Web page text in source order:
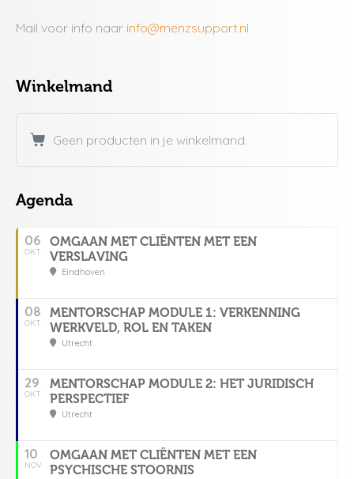
Mail voor info naar info@menzsupport.nl
Winkelmand
Geen producten in je winkelmand.
Agenda
06
OKT
OMGAAN MET CLIËNTEN MET EEN
VERSLAVING
Eindhoven
08
OKT
MENTORSCHAP MODULE 1: VERKENNING
WERKVELD, ROL EN TAKEN
Utrecht
29
OKT
MENTORSCHAP MODULE 2: HET JURIDISCH
PERSPECTIEF
Utrecht
10
NOV
OMGAAN MET CLIËNTEN MET EEN
PSYCHISCHE STOORNIS